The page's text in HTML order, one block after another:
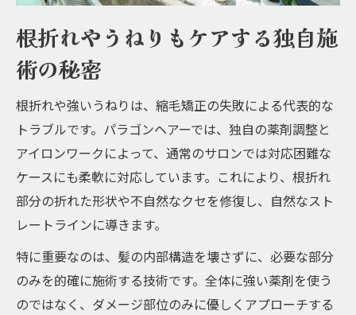
根折れやうねりもケアする独自施
術の秘密
根折れや強いうねりは、縮毛矯正の失敗による代表的な
トラブルです。パラゴンヘアーでは、独自の薬剤調整と
アイロンワークによって、通常のサロンでは対応困難な
ケースにも柔軟に対応しています。これにより、根折れ
部分の折れた形状や不自然なクセを修復し、自然なスト
レートラインに導きます。
特に重要なのは、髪の内部構造を壊さずに、必要な部分
のみを的確に施術する技術です。全体に強い薬剤を使う
のではなく、ダメージ部位のみに優しくアプローチする